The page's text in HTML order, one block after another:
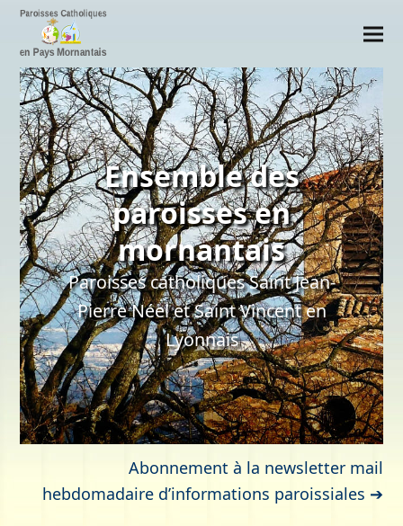
Ensemble des
paroisses en
mornantais
Paroisses catholiques Saint Jean-
Pierre Néel et Saint Vincent en
Lyonnais
Abonnement à la newsletter mail
hebdomadaire d’informations paroissiales ➔